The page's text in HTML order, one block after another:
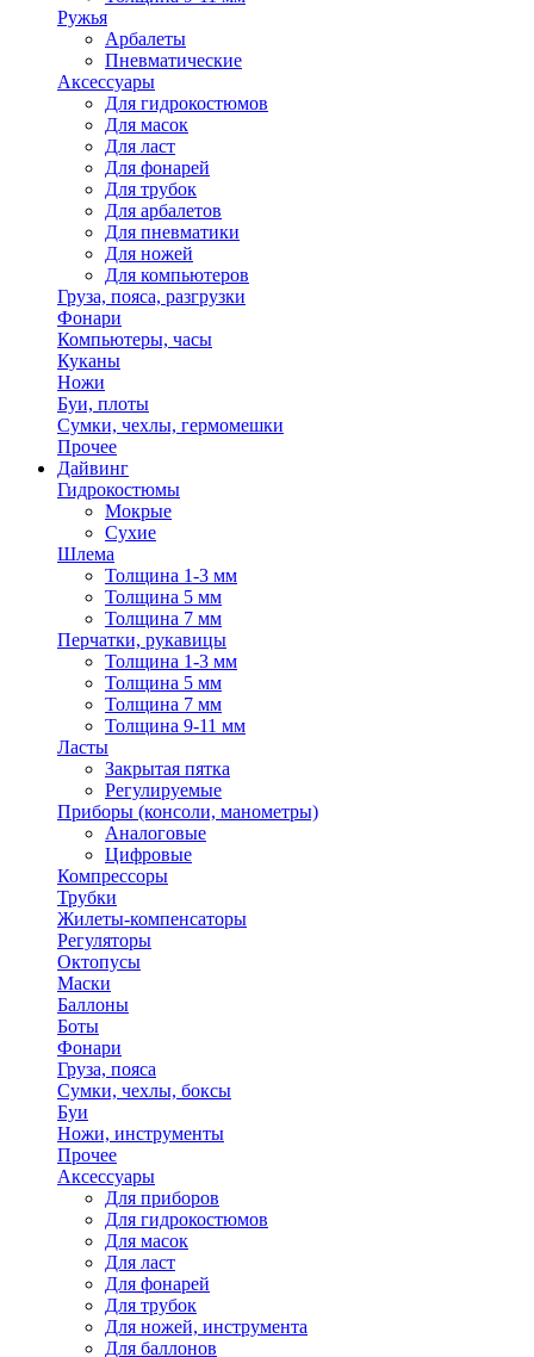
Ружья
Арбалеты
Пневматические
Аксессуары
Для гидрокостюмов
Для масок
Для ласт
Для фонарей
Для трубок
Для арбалетов
Для пневматики
Для ножей
Для компьютеров
Груза, пояса, разгрузки
Фонари
Компьютеры, часы
Куканы
Ножи
Буи, плоты
Сумки, чехлы, гермомешки
Прочее
Дайвинг
Гидрокостюмы
Мокрые
Сухие
Шлема
Толщина 1-3 мм
Толщина 5 мм
Толщина 7 мм
Перчатки, рукавицы
Толщина 1-3 мм
Толщина 5 мм
Толщина 7 мм
Толщина 9-11 мм
Ласты
Закрытая пятка
Регулируемые
Приборы (консоли, манометры)
Аналоговые
Цифровые
Компрессоры
Трубки
Жилеты-компенсаторы
Регуляторы
Октопусы
Маски
Баллоны
Боты
Фонари
Груза, пояса
Сумки, чехлы, боксы
Буи
Ножи, инструменты
Прочее
Аксессуары
Для приборов
Для гидрокостюмов
Для масок
Для ласт
Для фонарей
Для трубок
Для ножей, инструмента
Для баллонов